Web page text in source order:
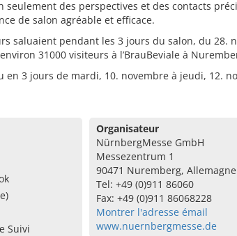
seulement des perspectives et des contacts
de salon agréable et efficace.
saluaient pendant les 3 jours du salon, du 28.
31000 visiteurs à l’BrauBeviale à
en 3 jours de mardi, 10. novembre à jeudi, 12.
Suivi
Organisateur
NürnbergMesse GmbH
Messezentrum 1
90471 Nuremberg, Allemagne
Tel: +49 (0)911 86060
Fax: +49 (0)911 86068228
Montrer l'adresse émail
www.nuernbergmesse.de